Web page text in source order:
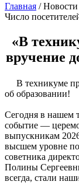
Главная /Новости
Число
«В
вручение
В техникуме
об образовании!
Сегодня в нашем
событие —
выпускникам
высшем уровне
советника
Полины
всегда, стали